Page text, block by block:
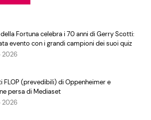
Fortuna celebra i 70 anni di Gerry Scotti:
evento con i grandi campioni dei suoi quiz
2026
FLOP (prevedibili) di Oppenheimer e
persa di Mediaset
2026